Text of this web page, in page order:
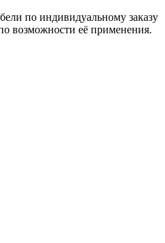
по индивидуальному заказу
возможности её применения.